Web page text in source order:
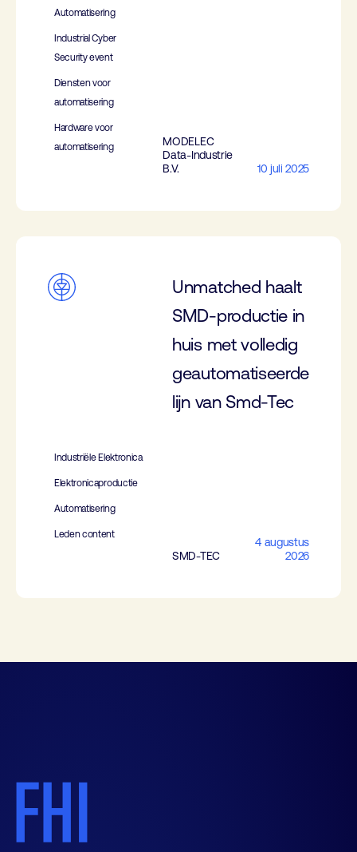
Automatisering
Industrial Cyber
Security event
Diensten voor
automatisering
Hardware voor
automatisering
MODELEC
Data-Industrie
B.V.
10 juli 2025
Unmatched haalt
SMD-productie in
huis met volledig
geautomatiseerde
lijn van Smd-Tec
Industriële Elektronica
Elektronicaproductie
Automatisering
Leden content
SMD-TEC
4 augustus
2026